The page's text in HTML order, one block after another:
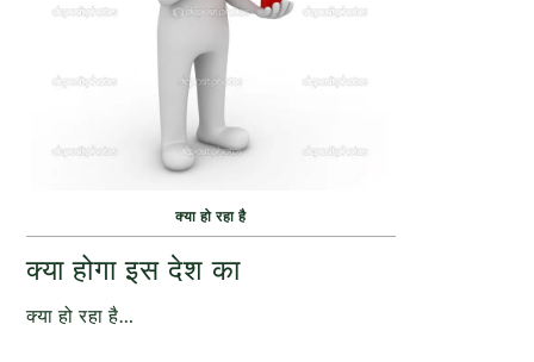
क्या हो रहा है
क्या होगा इस देश का
क्या हो रहा है…